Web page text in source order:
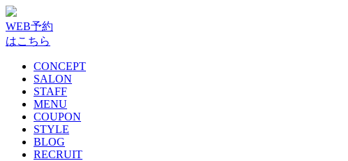
WEB予約
はこちら
CONCEPT
SALON
STAFF
MENU
COUPON
STYLE
BLOG
RECRUIT